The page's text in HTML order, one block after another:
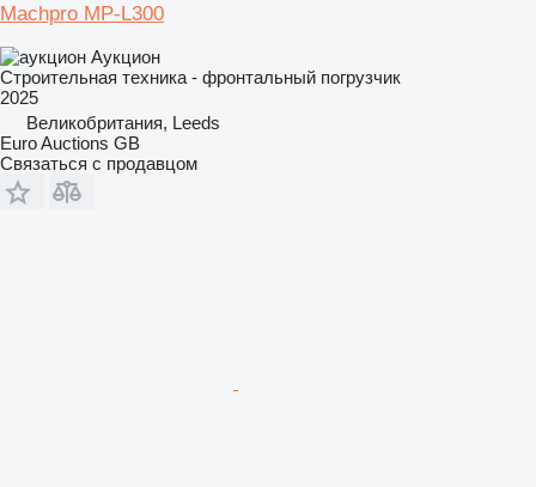
Machpro MP-L300
Аукцион
Строительная техника - фронтальный погрузчик
2025
Великобритания, Leeds
Euro Auctions GB
Связаться с продавцом